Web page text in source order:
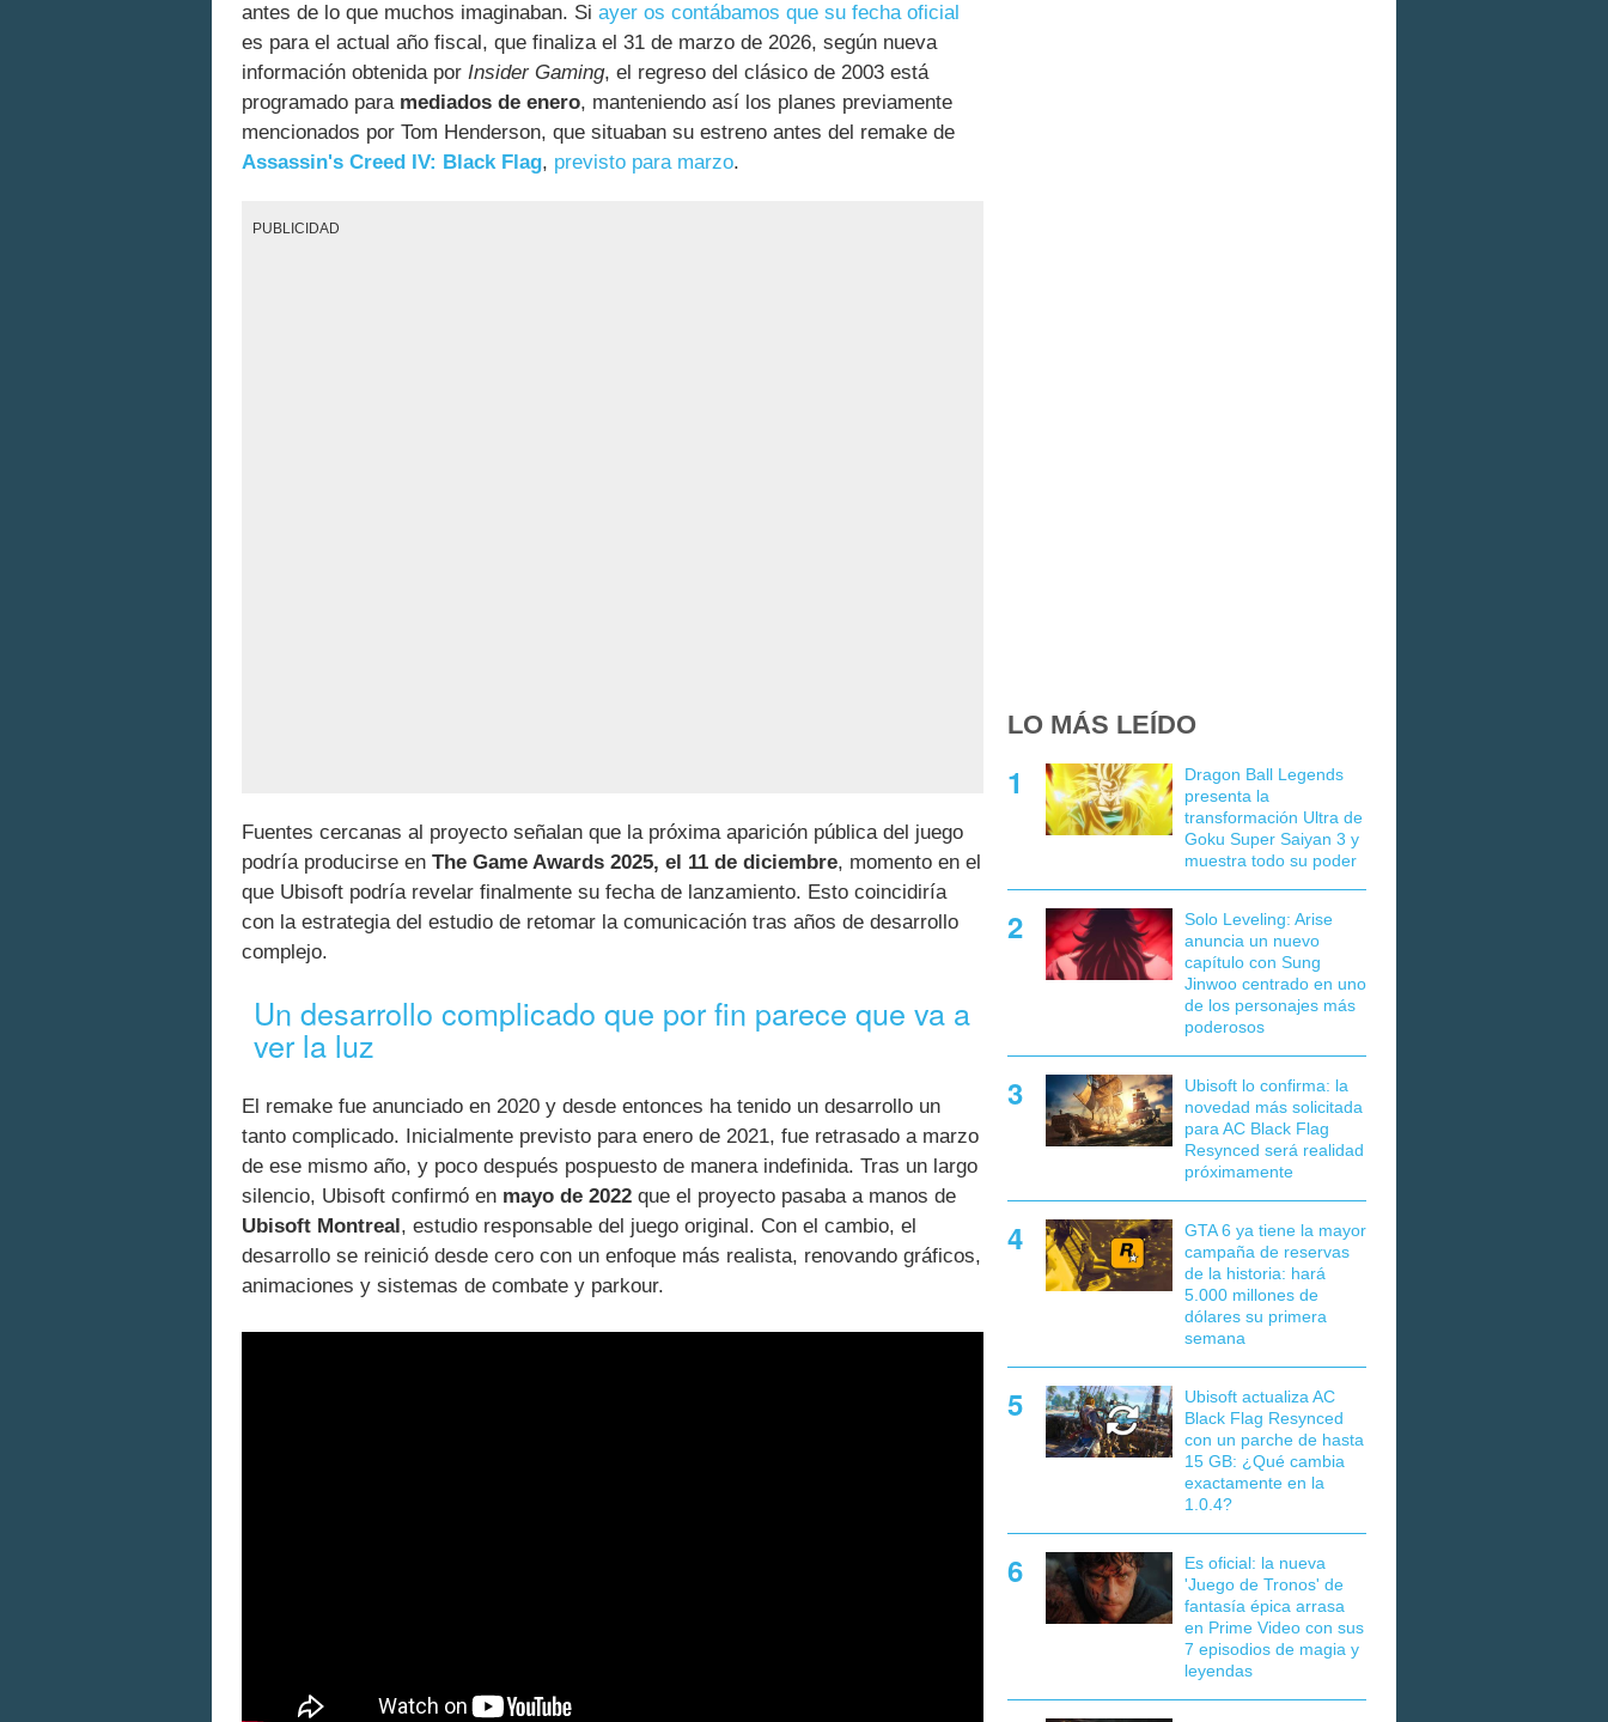
antes de lo que muchos imaginaban. Si ayer os contábamos que su fecha oficial
es para el actual año fiscal, que finaliza el 31 de marzo de 2026, según nueva
información obtenida por Insider Gaming, el regreso del clásico de 2003 está
programado para mediados de enero, manteniendo así los planes previamente
mencionados por Tom Henderson, que situaban su estreno antes del remake de
Assassin's Creed IV: Black Flag, previsto para marzo.
PUBLICIDAD
Fuentes cercanas al proyecto señalan que la próxima aparición pública del juego
podría producirse en The Game Awards 2025, el 11 de diciembre, momento en el
que Ubisoft podría revelar finalmente su fecha de lanzamiento. Esto coincidiría
con la estrategia del estudio de retomar la comunicación tras años de desarrollo
complejo.
Un desarrollo complicado que por fin parece que va a
ver la luz
El remake fue anunciado en 2020 y desde entonces ha tenido un desarrollo un
tanto complicado. Inicialmente previsto para enero de 2021, fue retrasado a marzo
de ese mismo año, y poco después pospuesto de manera indefinida. Tras un largo
silencio, Ubisoft confirmó en mayo de 2022 que el proyecto pasaba a manos de
Ubisoft Montreal , estudio responsable del juego original. Con el cambio, el
desarrollo se reinició desde cero con un enfoque más realista, renovando gráficos,
animaciones y sistemas de combate y parkour.
LO MÁS LEÍDO
Dragon Ball Legends
presenta la
transformación Ultra de
Goku Super Saiyan 3 y
muestra todo su poder
Solo Leveling: Arise
anuncia un nuevo
capítulo con Sung
Jinwoo centrado en uno
de los personajes más
poderosos
Ubisoft lo confirma: la
novedad más solicitada
para AC Black Flag
Resynced será realidad
próximamente
GTA 6 ya tiene la mayor
campaña de reservas
de la historia: hará
5.000 millones de
dólares su primera
semana
Ubisoft actualiza AC
Black Flag Resynced
con un parche de hasta
15 GB: ¿Qué cambia
exactamente en la
1.0.4?
Es oficial: la nueva
'Juego de Tronos' de
fantasía épica arrasa
en Prime Video con sus
7 episodios de magia y
leyendas